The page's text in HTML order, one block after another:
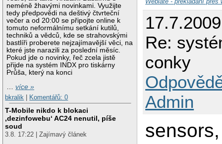
neméně žhavými novinkami. Využijte
tedy předpovědi na deštivý čtvrteční
večer a od 20:00 se připojte online k
tomuto neformálnímu setkání kutilů,
techniků a vědců, kde se strahovskými
bastlíři proberete nejzajímavější věci, na
které jste narazili za poslední měsíc.
Pokud jde o novinky, řeč zcela jistě
přijde na systém INDX pro tiskárny
Průša, který na konci
…více »
bkralik
Komentářů: 0
T-Mobile nikdo k blokaci
‚dezinfowebu‘ AC24 nenutil, píše
soud
3.8. 17:22 | Zajímavý článek
Re:
conky
Admin